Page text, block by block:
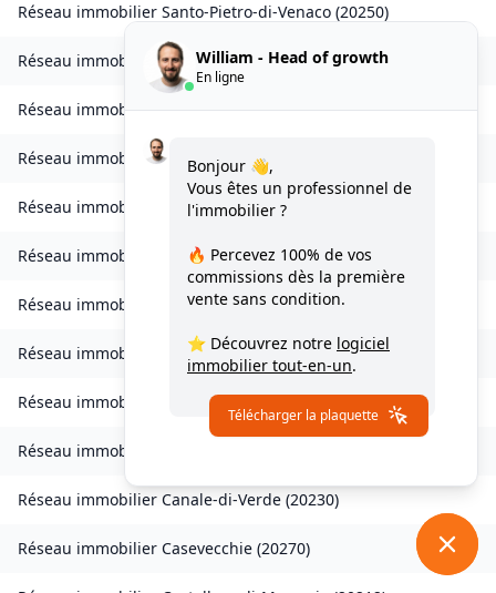
Réseau immobilier Santo-Pietro-di-Venaco (20250)
Réseau immobilierVenzolasca( 20215)
Réseau immobilierVezzani(20242)
Réseau immobilierZilia(20214
Réseau immobilier Chisa(20240)
Réseau immobilier Ampriani(20272)
Réseau immobilier Barbaggio(20253)
Réseau immobilier Borgo (20290)
Réseau immobilier 20260
Réseau immobilier
Réseau immobilier Canale-di-Verde (20230)
Réseau immobilier Casevecchie (20270)
William - Head of growth
En ligne
Bonjour 👋,
Vous êtes un professionnel de
l'immobilier ?
🔥 Percevez 100% de vos
commissions dès la première
vente sans condition.
⭐ Découvrez notre logiciel
immobilier tout-en-un.
Télécharger la plaquette